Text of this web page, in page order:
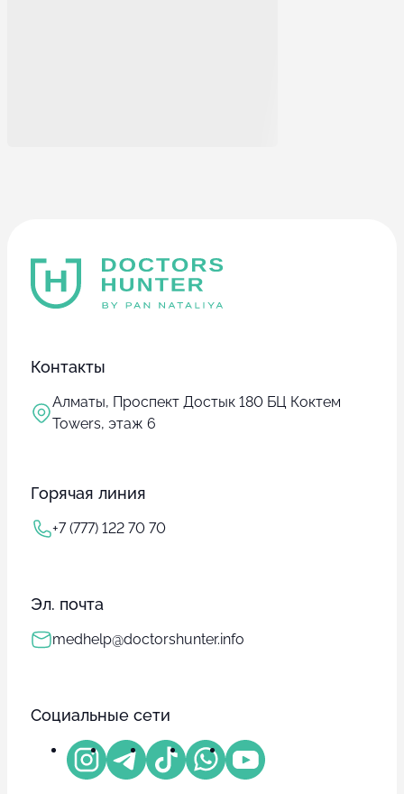
Контакты
Алматы, Проспект Достык 180 БЦ Коктем
Towers, этаж 6
Горячая линия
+7 (777) 122 70 70
Эл. почта
medhelp@doctorshunter.info
Социальные сети